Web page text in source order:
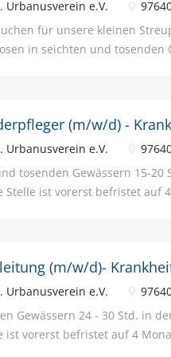
regelmäßige
neu sanierte
Ausbildung als
Urbanusverein e.V.
für unsere kleinen
in seichten und tosenden
Freizeitaktivitäten
Vergütung
(m/w/d) -
Urbanusverein e.V.
tosenden Gewässern 15-
Stelle ist vorerst befristet auf
Arbeitszeiten
(m/w/d)-
Urbanusverein e.V.
Gewässern 24 - 30 Std. in
ist vorerst befristet auf 4